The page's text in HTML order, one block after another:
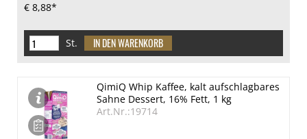
€ 8,88*
St.
QimiQ Whip Kaffee, kalt aufschlagbares
Sahne Dessert, 16% Fett, 1 kg
Art.Nr.:19714